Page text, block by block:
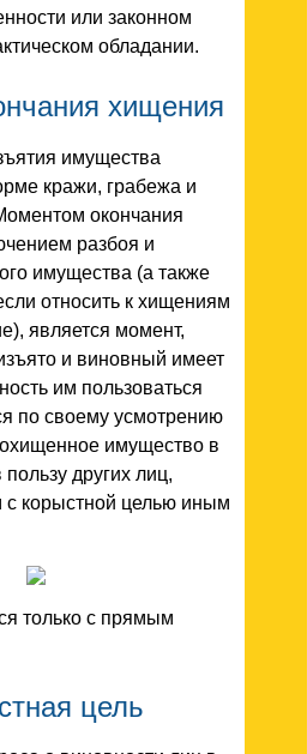
или законном
обладании.
хищения
имущества
кражи, грабежа и
окончания
разбоя и
имущества (а также
относить к хищениям
является момент,
и виновный имеет
им пользоваться
по своему усмотрению
имущество в
других лиц,
с корыстной целью иным
только с прямым
цель